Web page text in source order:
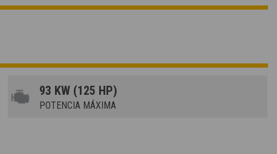
93 KW (125 HP)
POTENCIA MÁXIMA